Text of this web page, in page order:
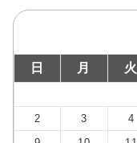
日 月 火
2
3 4